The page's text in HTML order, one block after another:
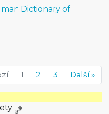
Dictionary of
1 2 3 Další »